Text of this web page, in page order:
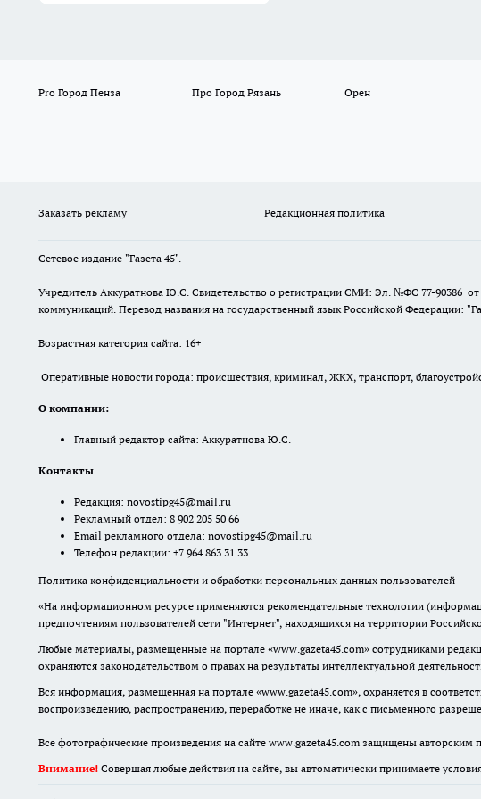
Pro Город Пенза Про Город Рязань Орен
Заказать рекламу Редакционная политика
Сетевое издание "Газета 45".
Учредитель Аккуратнова Ю.С. Свидетельство о регистрации СМИ: Эл. №ФС 77-90386
коммуникаций. Перевод названия на государственный язык Российской Федерации:
Возрастная категория сайта: 16+
Оперативные новости города: происшествия, криминал, ЖКХ, транспорт,
О компании:
Главный редактор сайта: Аккуратнова Ю.С.
Контакты
Редакция: novostipg45@mail.ru
Рекламный отдел: 8 902 205 50 66
Email рекламного отдела: novostipg45@mail.ru
Телефон редакции: +7 964 863 31 33
Политика конфиденциальности и обработки персональных данных пользователей
«На информационном ресурсе применяются рекомендательные технологии
предпочтениям пользователей сети "Интернет", находящихся на территории
Любые материалы, размещенные на портале «www.gazeta45.com» сотрудниками
охраняются законодательством о правах на результаты интеллектуальной
Вся информация, размещенная на портале «www.gazeta45.com», охраняется в
воспроизведению, распространению, переработке не иначе, как с письменного
Все фотографические произведения на сайте www.gazeta45.com защищены
Внимание! Совершая любые действия на сайте, вы автоматически принимаете